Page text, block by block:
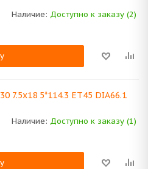
Наличие: Доступно к заказу (2)
7.5x18 5*114.3 ET45 DIA66.1
Наличие: Доступно к заказу (1)